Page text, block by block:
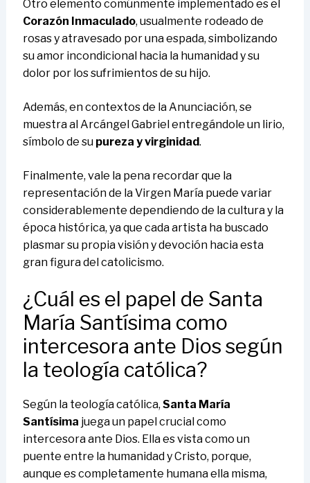
Otro elemento comúnmente implementado es el
Corazón Inmaculado, usualmente rodeado de
rosas y atravesado por una espada, simbolizando
su amor incondicional hacia la humanidad y su
dolor por los sufrimientos de su hijo.
Además, en contextos de la Anunciación, se
muestra al Arcángel Gabriel entregándole un lirio,
símbolo de su pureza y virginidad.
Finalmente, vale la pena recordar que la
representación de la Virgen María puede variar
considerablemente dependiendo de la cultura y la
época histórica, ya que cada artista ha buscado
plasmar su propia visión y devoción hacia esta
gran figura del catolicismo.
¿Cuál es el papel de Santa
María Santísima como
intercesora ante Dios según
la teología católica?
Según la teología católica, Santa María
Santísima juega un papel crucial como
intercesora ante Dios. Ella es vista como un
puente entre la humanidad y Cristo, porque,
aunque es completamente humana ella misma,